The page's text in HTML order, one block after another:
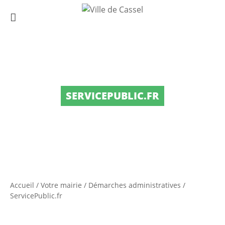
SERVICEPUBLIC.FR
Accueil / Votre mairie / Démarches administratives /
ServicePublic.fr